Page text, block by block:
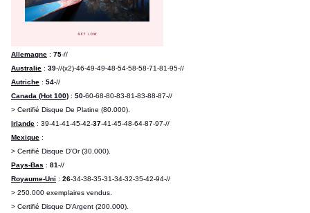
Allemagne : 75-//
Australie : 39-//(x2)-46-49-49-48-54-58-58-71-81-95-//
Autriche : 54-//
Canada (Hot 100) : 50-60-68-80-83-81-83-88-87-//
> Certifié Disque De Platine (80.000).
Irlande : 39-41-41-45-42-37-41-45-48-64-87-97-//
Mexique :
> Certifié Disque D'Or (30.000).
Pays-Bas : 81-//
Royaume-Uni : 26-34-38-35-31-34-32-35-42-94-//
> 250.000 exemplaires vendus.
> Certifié Disque D'Argent (200.000).